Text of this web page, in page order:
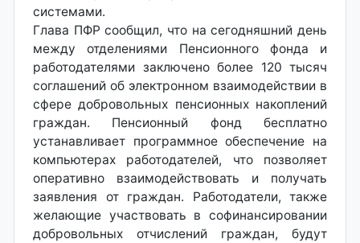
системами.
Глава ПФР сообщил, что на сегодняшний день
между отделениями Пенсионного фонда и
работодателями заключено более 120 тысяч
соглашений об электронном взаимодействии в
сфере добровольных пенсионных накоплений
граждан. Пенсионный фонд бесплатно
устанавливает программное обеспечение на
компьютерах работодателей, что позволяет
оперативно взаимодействовать и получать
заявления от граждан. Работодатели, также
желающие участвовать в софинансировании
добровольных отчислений граждан, будут